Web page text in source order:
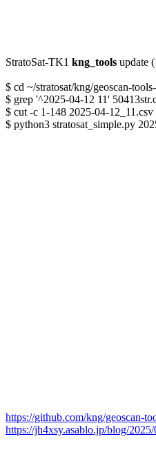
StratoSat-TK1 kng_tools update
$ cd ~/stratosat/kng/geoscan-
$ grep '^2025-04-12 11'
$ cut -c 1-148 2025-04-
$ python3 stratosat_simple.py
https://github.com/kng/geoscan-
https://jh4xsy.asablo.jp/blog/